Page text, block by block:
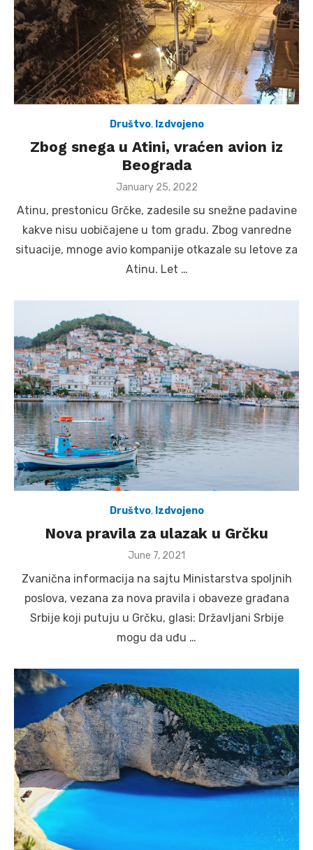
Društvo, Izdvojeno
Zbog snega u Atini, vraćen avion iz
Beograda
Posted
January 25, 2022
Atinu, prestonicu Grčke, zadesile su snežne padavine
kakve nisu uobičajene u tom gradu. Zbog vanredne
situacije, mnoge avio kompanije otkazale su letove za
Atinu. Let …
Društvo, Izdvojeno
Nova pravila za ulazak u Grčku
Posted
June 7, 2021
Zvanična informacija na sajtu Ministarstva spoljnih
poslova, vezana za nova pravila i obaveze građana
Srbije koji putuju u Grčku, glasi: Državljani Srbije
mogu da uđu …